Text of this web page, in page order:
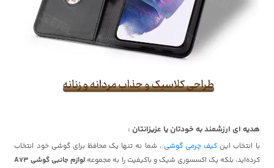
هدیه ای ارزشمند به خودتان یا عزیزانتان :
با انتخاب این کیف چرمی گوشی ، شما نه تنها یک محافظ برای گوشی خود انتخاب
کرده‌اید، بلکه یک اکسسوری شیک و باکیفیت را به مجموعه لوازم جانبی گوشی A73